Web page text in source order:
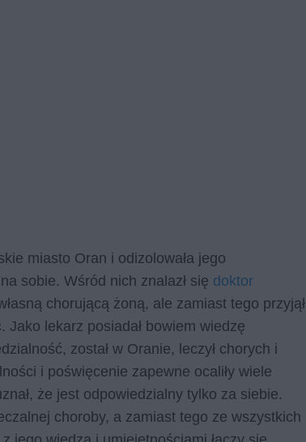
miasto Oran i odizolowała jego
sobie. Wśród nich znalazł się doktor
chorującą żoną, ale zamiast tego przyjął
. Jako lekarz posiadał bowiem wiedzę
został w Oranie, leczył chorych i
i poświęcenie zapewne ocaliły wiele
że jest odpowiedzialny tylko za siebie.
choroby, a zamiast tego ze wszystkich